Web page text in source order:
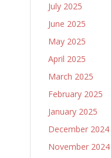
July 2025
June 2025
May 2025
April 2025
March 2025
February 2025
January 2025
December 2024
November 2024